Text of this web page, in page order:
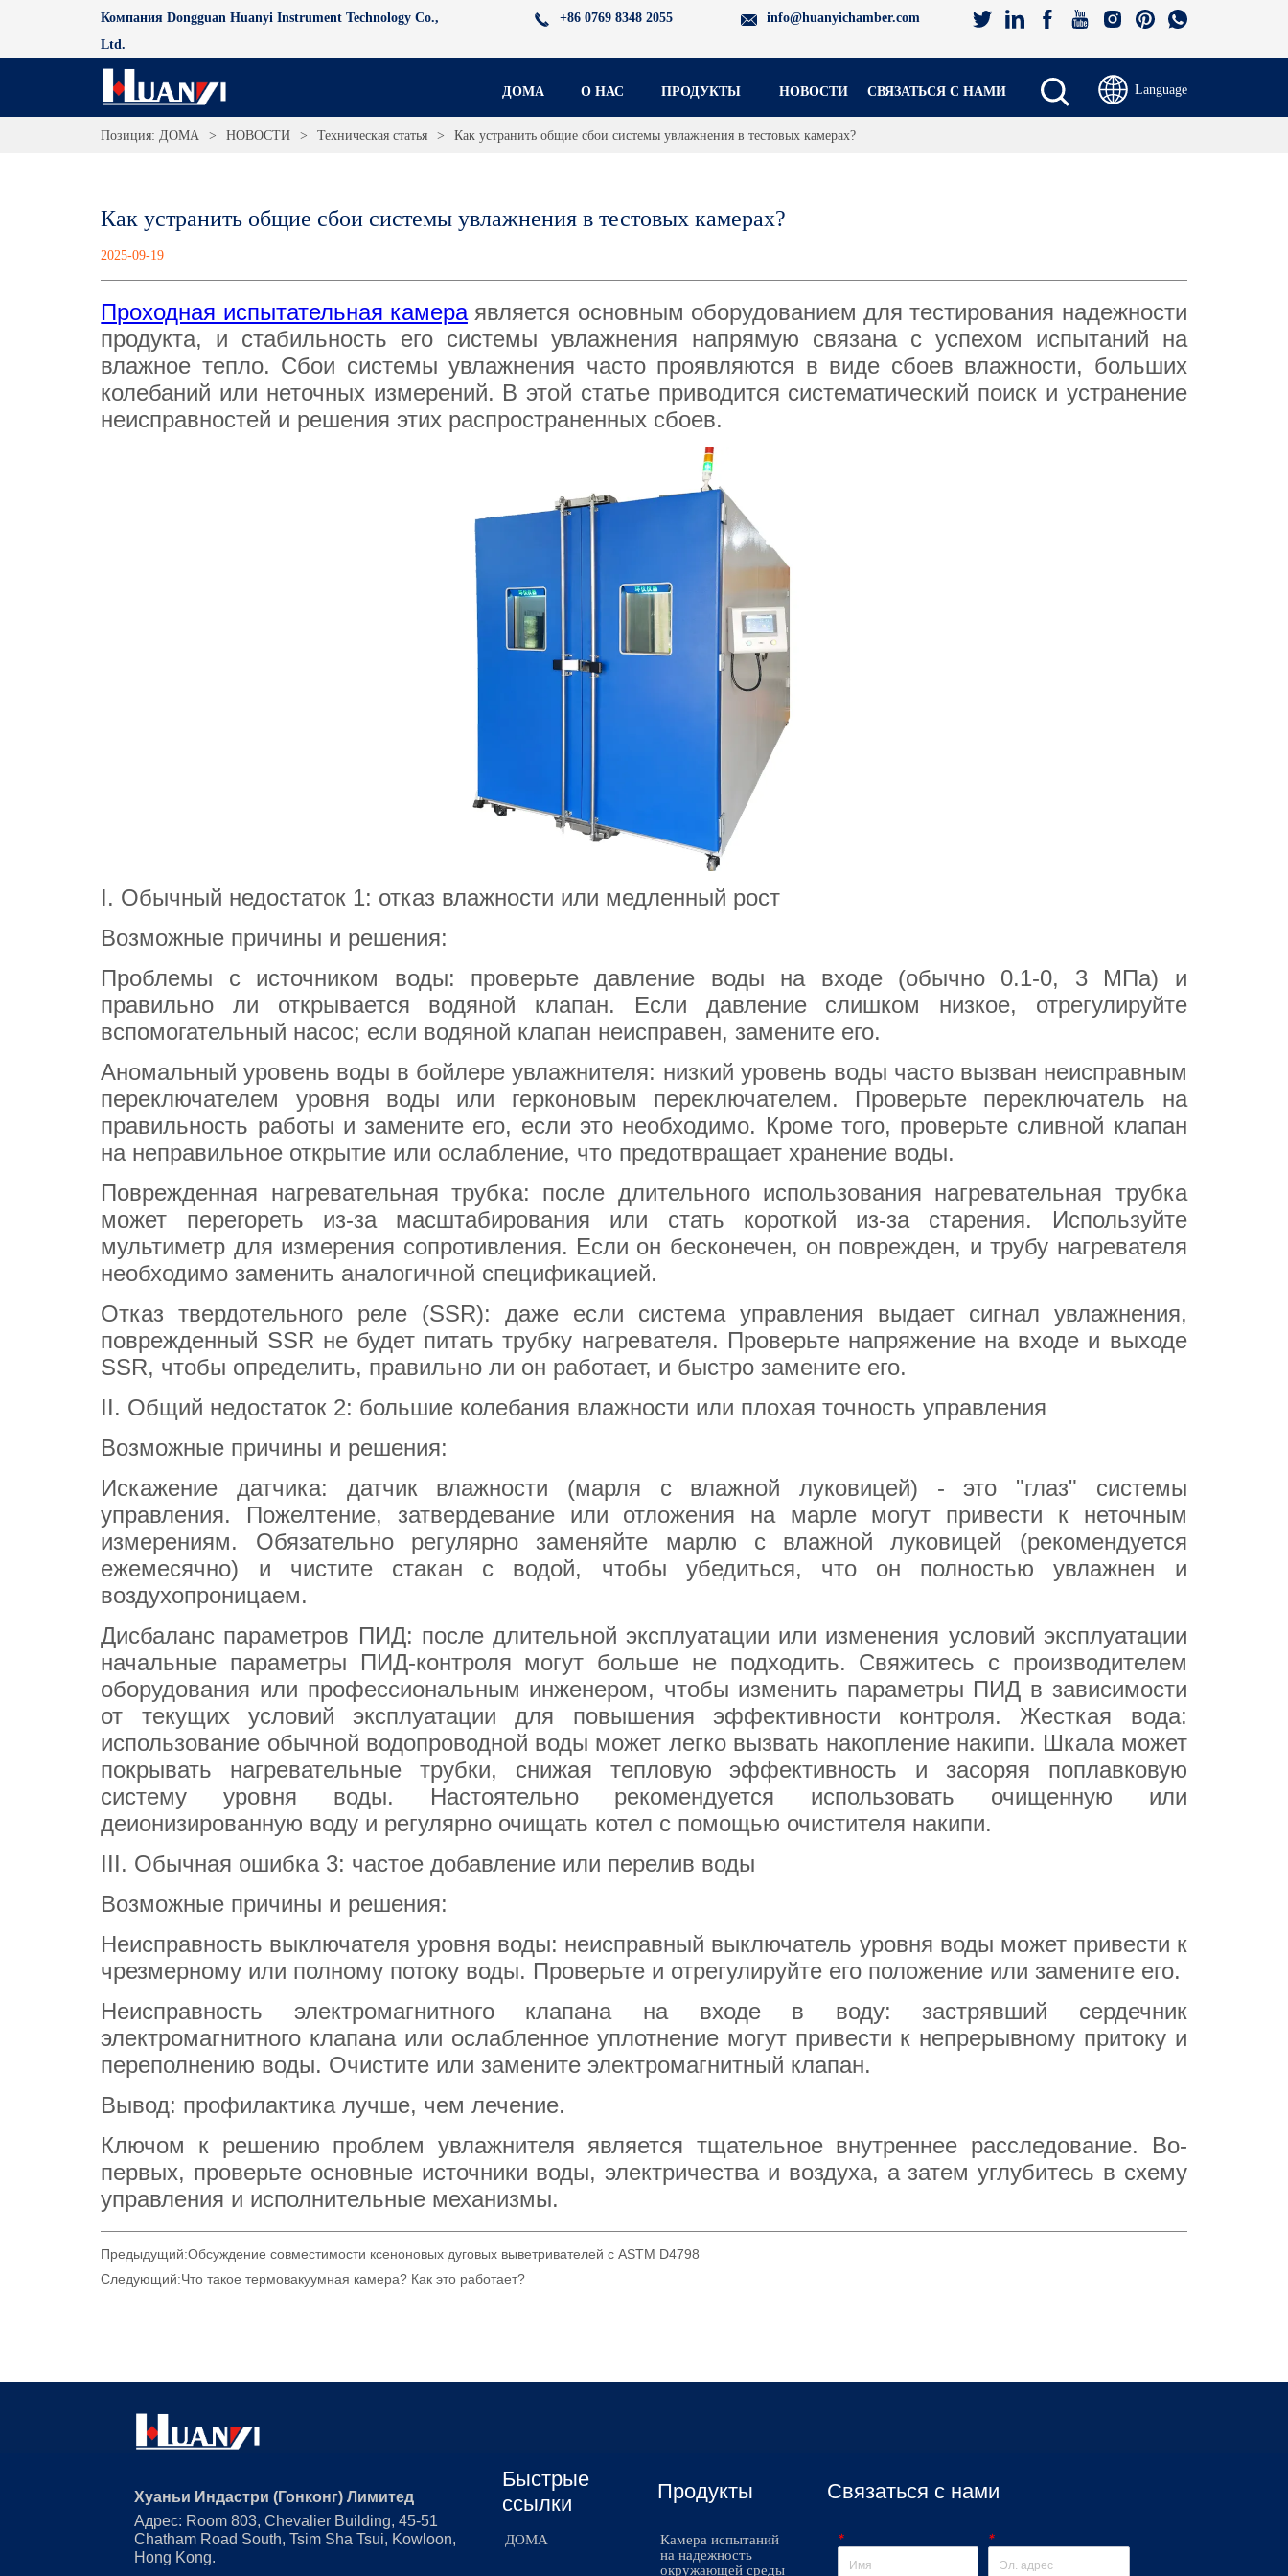
Компания Dongguan Huanyi Instrument Technology Co.,
Ltd.
+86 0769 8348 2055 info@huanyichamber.com
ДОМА О НАС ПРОДУКТЫ НОВОСТИ СВЯЗАТЬСЯ С НАМИ Language
Позиция: ДОМА > НОВОСТИ > Техническая статья > Как устранить общие сбои системы увлажнения в тестовых камерах?
Как устранить общие сбои системы увлажнения в тестовых камерах?
2025-09-19
Предыдущий:Обсуждение совместимости ксеноновых дуговых выветривателей с ASTM D4798
Следующий:Что такое термовакуумная камера? Как это работает?
Хуаньи Индастри (Гонконг) Лимитед
Адрес: Room 803, Chevalier Building, 45-51
Chatham Road South, Tsim Sha Tsui, Kowloon,
Hong Kong.
Быстрые
ссылки
ДОМА
Продукты
Камера испытаний
на надежность
окружающей среды
Связаться с нами
* *